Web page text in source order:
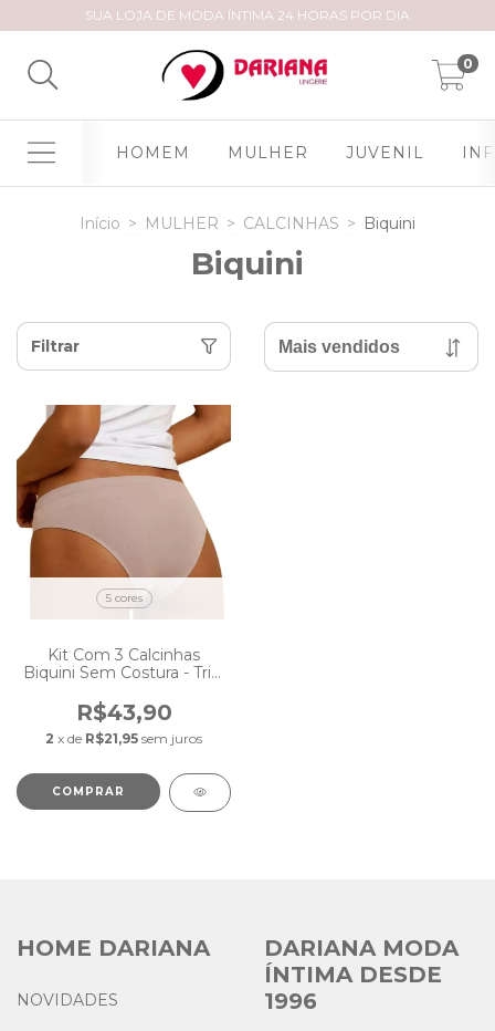
SUA LOJA DE MODA ÍNTIMA 24 HORAS POR DIA
0
HOMEM MULHER JUVENIL
Início > MULHER > CALCINHAS > Biquini
Biquini
Filtrar
5 cores
Kit Com 3 Calcinhas
Biquini Sem Costura - Trifil
R$43,90
2 x de R$21,95 sem juros
COMPRAR
HOME DARIANA
NOVIDADES
DARIANA MODA
ÍNTIMA DESDE
1996